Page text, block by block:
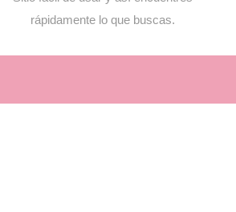
rápidamente lo que buscas.